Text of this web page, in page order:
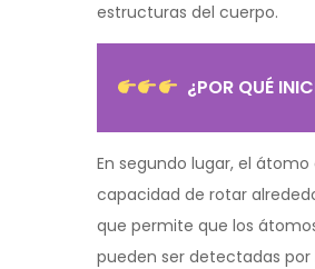
estructuras del cuerpo.
¿POR QUÉ
En segundo lugar, el
capacidad de rotar
que permite que los
pueden ser detectadas por